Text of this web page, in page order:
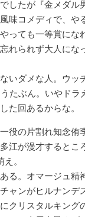
したが『金メダル
味コメディで、や
っても一等賞にな
れられず大人にな
いダメな人。ウッ
たぶん。いやドラ
た回あるからな。
役の片割れ知念侑
江が漫才するとこ
。
る。オマージュ精
ャンがヒルナンデ
クリスタルキング